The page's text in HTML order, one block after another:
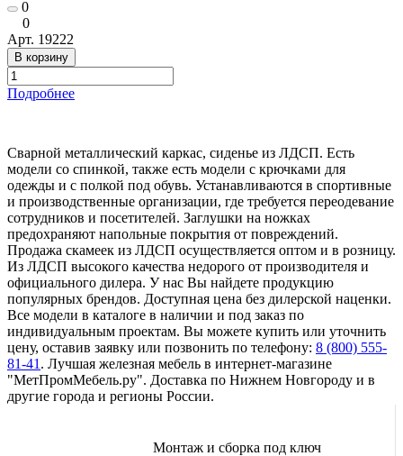
0
0
Арт. 19222
В корзину
Подробнее
Сварной металлический каркас, сиденье из ЛДСП. Есть
модели со спинкой, также есть модели с крючками для
одежды и с полкой под обувь. Устанавливаются в спортивные
и производственные организации, где требуется переодевание
сотрудников и посетителей. Заглушки на ножках
предохраняют напольные покрытия от повреждений.
Продажа скамеек из ЛДСП осуществляется оптом и в розницу.
Из ЛДСП высокого качества недорого от производителя и
официального дилера. У нас Вы найдете продукцию
популярных брендов. Доступная цена без дилерской наценки.
Все модели в каталоге в наличии и под заказ по
индивидуальным проектам. Вы можете купить или уточнить
цену, оставив заявку или позвонить по телефону: 8 (800) 555-
81-41 . Лучшая железная мебель в интернет-магазине
"МетПромМебель.ру". Доставка по Нижнем Новгороду и в
другие города и регионы России.
Монтаж и сборка под ключ